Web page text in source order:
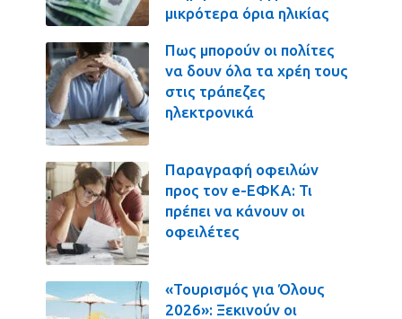
μικρότερα όρια ηλικίας
Πως μπορούν οι πολίτες
να δουν όλα τα χρέη τους
στις τράπεζες
ηλεκτρονικά
Παραγραφή οφειλών
προς τον e-ΕΦΚΑ: Τι
πρέπει να κάνουν οι
οφειλέτες
«Τουρισμός για Όλους
2026»: Ξεκινούν οι